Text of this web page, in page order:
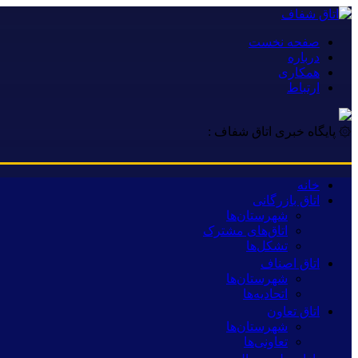
صفحه نخست
درباره
همکاری
ارتباط
۞ پایگاه خبری اتاق شفاف :
خانه
اتاق بازرگانی
شهرستان‌ها
اتاق‌های مشترک
تشکل‌ها
اتاق اصناف
شهرستان‌ها
اتحادیه‌ها
اتاق تعاون
شهرستان‌ها
تعاونی‌ها